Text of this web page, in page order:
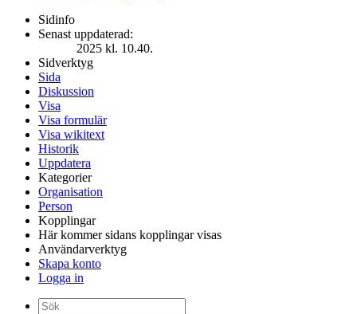
Sidinfo
Senast uppdaterad:
2025 kl. 10.40.
Sidverktyg
Sida
Diskussion
Visa
Visa formulär
Visa wikitext
Historik
Uppdatera
Kategorier
Organisation
Person
Kopplingar
Här kommer sidans kopplingar visas
Användarverktyg
Skapa konto
Logga in